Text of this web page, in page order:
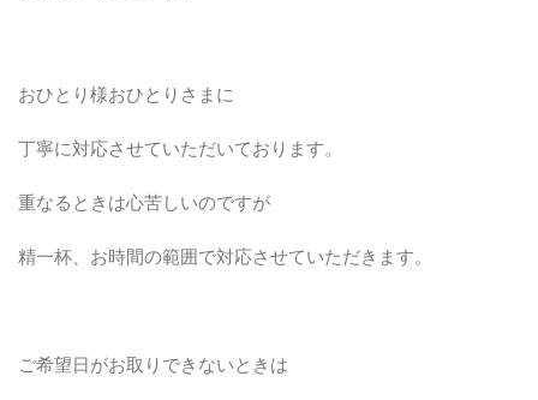
おひとり様おひとりさまに
丁寧に対応させていただいております。
重なるときは心苦しいのですが
精一杯、お時間の範囲で対応させていただきます。
ご希望日がお取りできないときは